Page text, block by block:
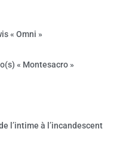
« Omni »
« Montesacro »
l’intime à l’incandescent